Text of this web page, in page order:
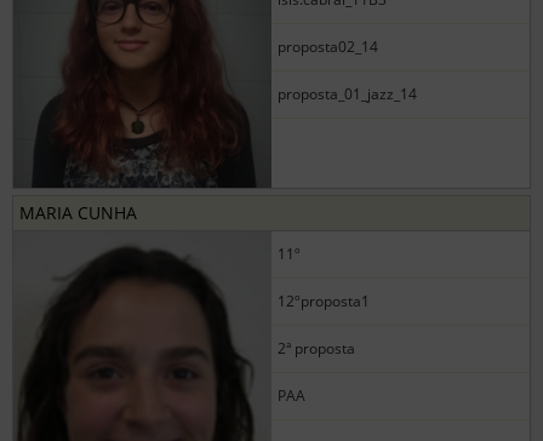
proposta02_14
proposta_01_jazz_14
MARIA CUNHA
11º
12ºproposta1
2ª proposta
PAA